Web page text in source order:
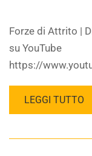
Forze di Attrito |
su YouTube
https://
LEGGI TUTTO